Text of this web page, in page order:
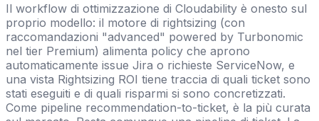
Il workflow di ottimizzazione di Cloudability è onesto sul
proprio modello: il motore di rightsizing (con
raccomandazioni "advanced" powered by Turbonomic
nel tier Premium) alimenta policy che aprono
automaticamente issue Jira o richieste ServiceNow, e
una vista Rightsizing ROI tiene traccia di quali ticket sono
stati eseguiti e di quali risparmi si sono concretizzati.
Come pipeline recommendation-to-ticket, è la più curata